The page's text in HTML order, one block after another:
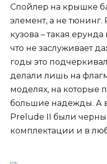
Спойлер на крышке
элемент, а не
кузова – такая
что не заслуживает
годы это
делали лишь на
моделях, на которые
большие надежды. А
Prelude II были
комплектации и в